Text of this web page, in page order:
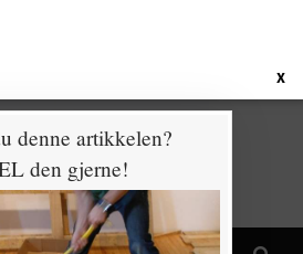
X
denne artikkelen?
den gjerne!